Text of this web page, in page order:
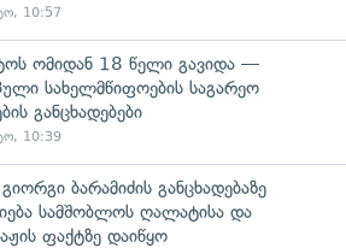
10:57
ომიდან 18 წელი გავიდა —
სახელმწიფოების საგარეო
განცხადებები
10:39
ბარამიძის განცხადებაზე
სამშობლოს ღალატისა და
ფაქტზე დაიწყო